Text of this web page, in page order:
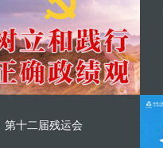
第十二届残运会